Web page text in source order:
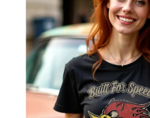
hvězdiček.